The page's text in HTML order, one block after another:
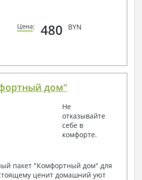
Цена: 480 BYN
дом"
Не
отказывайте
себе в
комфорте.
пакет "Комфортный дом" для
ценит домашний уют